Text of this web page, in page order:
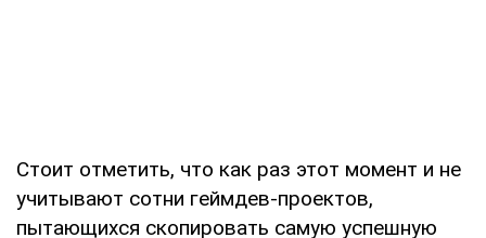
Стоит отметить, что как раз этот момент и не
учитывают сотни геймдев-проектов,
пытающихся скопировать самую успешную